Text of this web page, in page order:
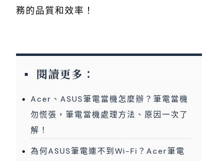
務的品質和效率！
閱讀更多：
Acer、ASUS筆電當機怎麼辦？筆電當機
勿慌張，筆電當機處理方法、原因一次了
解！
為何ASUS筆電連不到Wi-Fi？Acer筆電